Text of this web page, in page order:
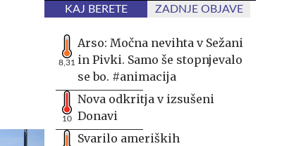
KAJ BERETE ZADNJE OBJAVE
8,31
Arso: Močna nevihta v Sežani
in Pivki. Samo še stopnjevalo
se bo. #animacija
10
Nova odkritja v izsušeni
Donavi
Svarilo ameriških